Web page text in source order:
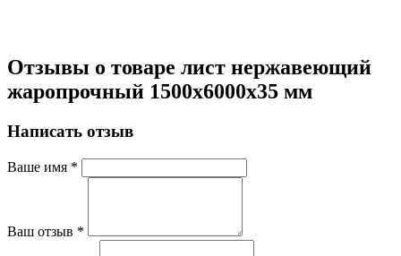
Отзывы о товаре лист нержавеющий
жаропрочный 1500х6000х35 мм
Написать отзыв
Ваше имя *
Ваш отзыв *